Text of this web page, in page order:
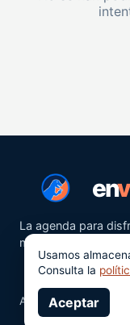
en
La agenda para
más ganas.
Aviso legalPrivacidad
Usamos
Consulta la
Aceptar